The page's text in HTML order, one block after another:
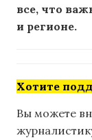
все, что
и регионе.
Хотите
Вы можете